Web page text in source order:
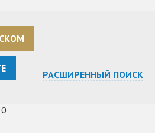
РАСШИРЕННЫЙ ПОИСК